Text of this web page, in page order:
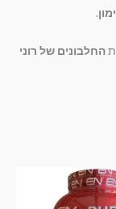
.
החלבונים של רוני